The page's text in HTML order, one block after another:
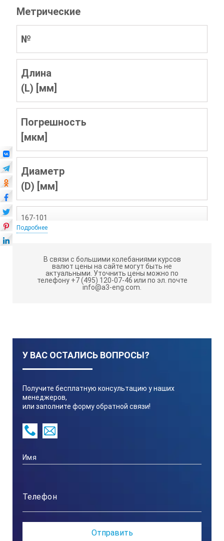
Метрические
№
Длина
(L) [мм]
Погрешность
[мкм]
Диаметр
(D) [мм]
167-101
±2
6,35
167-103
±2,5
Подробнее
В связи с большими колебаниями курсов
валют цены на сайте могут быть не
актуальными. Уточнить цены можно по
телефону +7 (495) 120-07-46 или по эл. почте
info@a3-eng.com.
У ВАС ОСТАЛИСЬ ВОПРОСЫ?
Получите бесплатную консультацию у наших
менеджеров,
или заполните форму обратной связи!